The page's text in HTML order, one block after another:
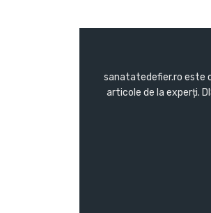
sanatatedefier.ro este
articole de la experți.